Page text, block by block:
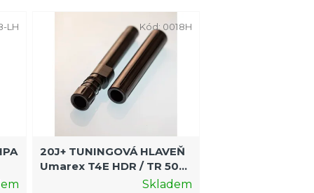
o
d
LH
20J+ TUNINGOVÁ HLAVEŇ
Umarex T4E HDR / TR 50
GEN1 GEN2 | Sada sSkladem
Kód:0018H